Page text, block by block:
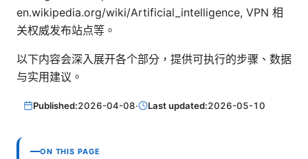
en.wikipedia.org/wiki/Artificial_intelligence, VPN 相
关权威发布站点等。
以下内容会深入展开各个部分，提供可执行的步骤、数据
与实用建议。
Published:2026-04-08· Last updated:2026-05-10
ON THIS PAGE